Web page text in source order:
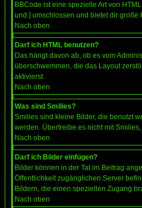
BBCode ist eine spezielle Art von
und ] umschlossen und bietet dir
Nach oben
Darf ich HTML benutzen?
Das hängt davon ab, ob es vom
überschwemmen, die das Layout
aktivierst.
Nach oben
Was sind Smilies?
Smilies sind kleine Bilder, die benutzt
werden. Übertreibe es nicht mit
Nach oben
Darf ich Bilder einfügen?
Bilder können in der Tat im Beitrag
Öffentlichkeit zugänglichen Server
Bildern, die einen speziellen Zugang
Nach oben